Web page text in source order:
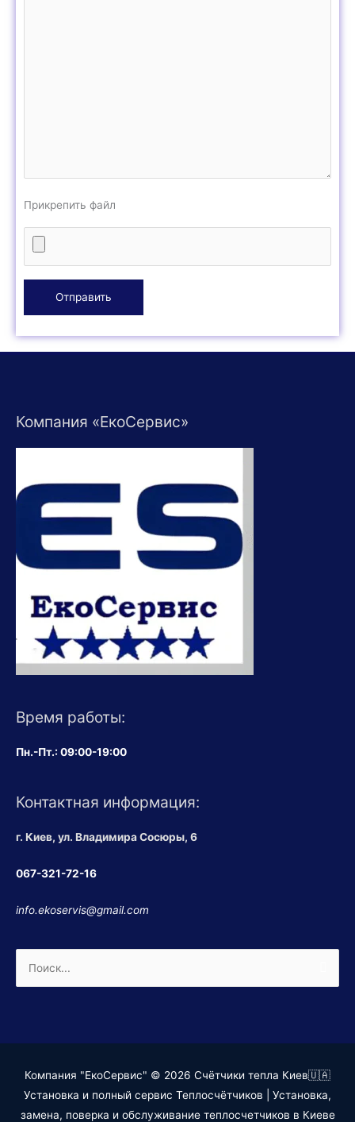
Прикрепить файл
Компания «ЕкоСервис»
Время работы:
Пн.-Пт.: 09:00-19:00
Контактная информация:
г. Киев, ул. Владимира Сосюры, 6
067-321-72-16
info.ekoservis@gmail.com
Поиск:
Компания "ЕкоСервис" © 2026 Счётчики тепла Киев🇺🇦
Установка и полный сервис Теплосчётчиков | Установка,
замена, поверка и обслуживание теплосчетчиков в Киеве